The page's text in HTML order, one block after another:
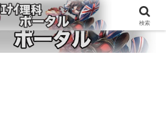
検索